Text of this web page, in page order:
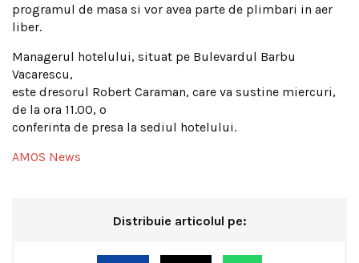
programul de masa si vor avea parte de plimbari in aer
liber.
Managerul hotelului, situat pe Bulevardul Barbu
Vacarescu,
este dresorul Robert Caraman, care va sustine miercuri,
de la ora 11.00, o
conferinta de presa la sediul hotelului.
AMOS News
Distribuie articolul pe: